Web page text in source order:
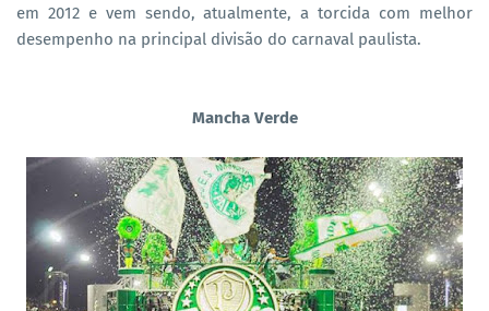
em 2012 e vem sendo, atualmente, a torcida com melhor
desempenho na principal divisão do carnaval paulista.
Mancha Verde